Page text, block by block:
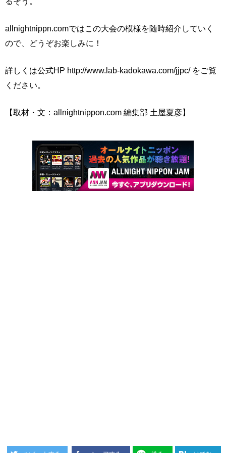
allnightnippn.comではこの大会の模様を随時紹介していく
ので、どうぞお楽しみに！
詳しくは公式HP http://www.lab-kadokawa.com/jjpc/ をご覧
ください。
【取材・文：allnightnippon.com 編集部 土屋夏彦】